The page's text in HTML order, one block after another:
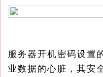
服务器开机密码设置
业数据的心脏，其安